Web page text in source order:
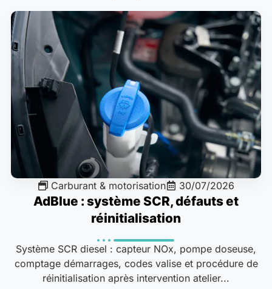
Carburant & motorisation 30/07/2026
AdBlue : système SCR, défauts et
réinitialisation
Système SCR diesel : capteur NOx, pompe doseuse,
comptage démarrages, codes valise et procédure de
réinitialisation après intervention atelier...